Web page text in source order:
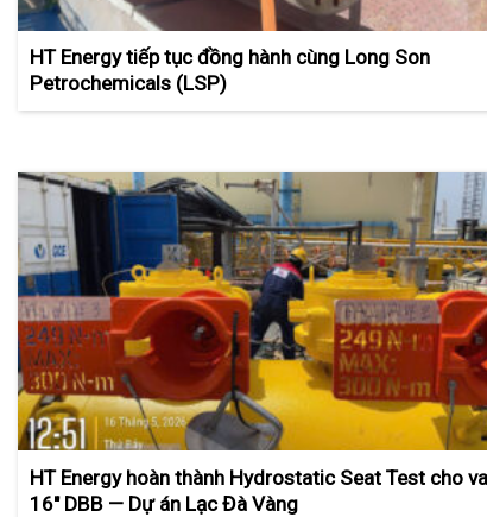
HT Energy tiếp tục đồng hành cùng Long Son
Petrochemicals (LSP)
HT Energy hoàn thành Hydrostatic Seat Test cho
16″ DBB — Dự án Lạc Đà Vàng